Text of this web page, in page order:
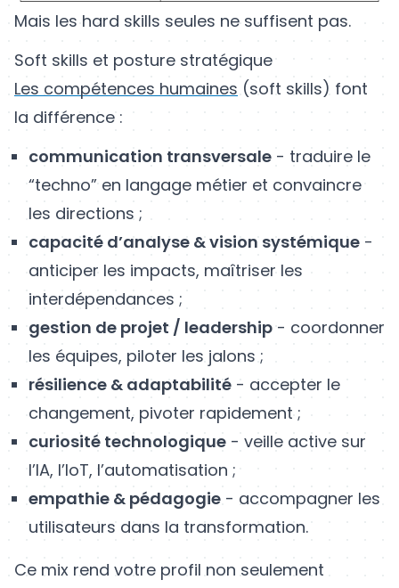
Mais les hard skills seules ne suffisent pas.
Soft skills et posture stratégique
Les compétences humaines (soft skills) font
la différence :
communication transversale - traduire le
“techno” en langage métier et convaincre
les directions ;
capacité d’analyse & vision systémique -
anticiper les impacts, maîtriser les
interdépendances ;
gestion de projet / leadership - coordonner
les équipes, piloter les jalons ;
résilience & adaptabilité - accepter le
changement, pivoter rapidement ;
curiosité technologique - veille active sur
l’IA, l’IoT, l’automatisation ;
empathie & pédagogie - accompagner les
utilisateurs dans la transformation.
Ce mix rend votre profil non seulement